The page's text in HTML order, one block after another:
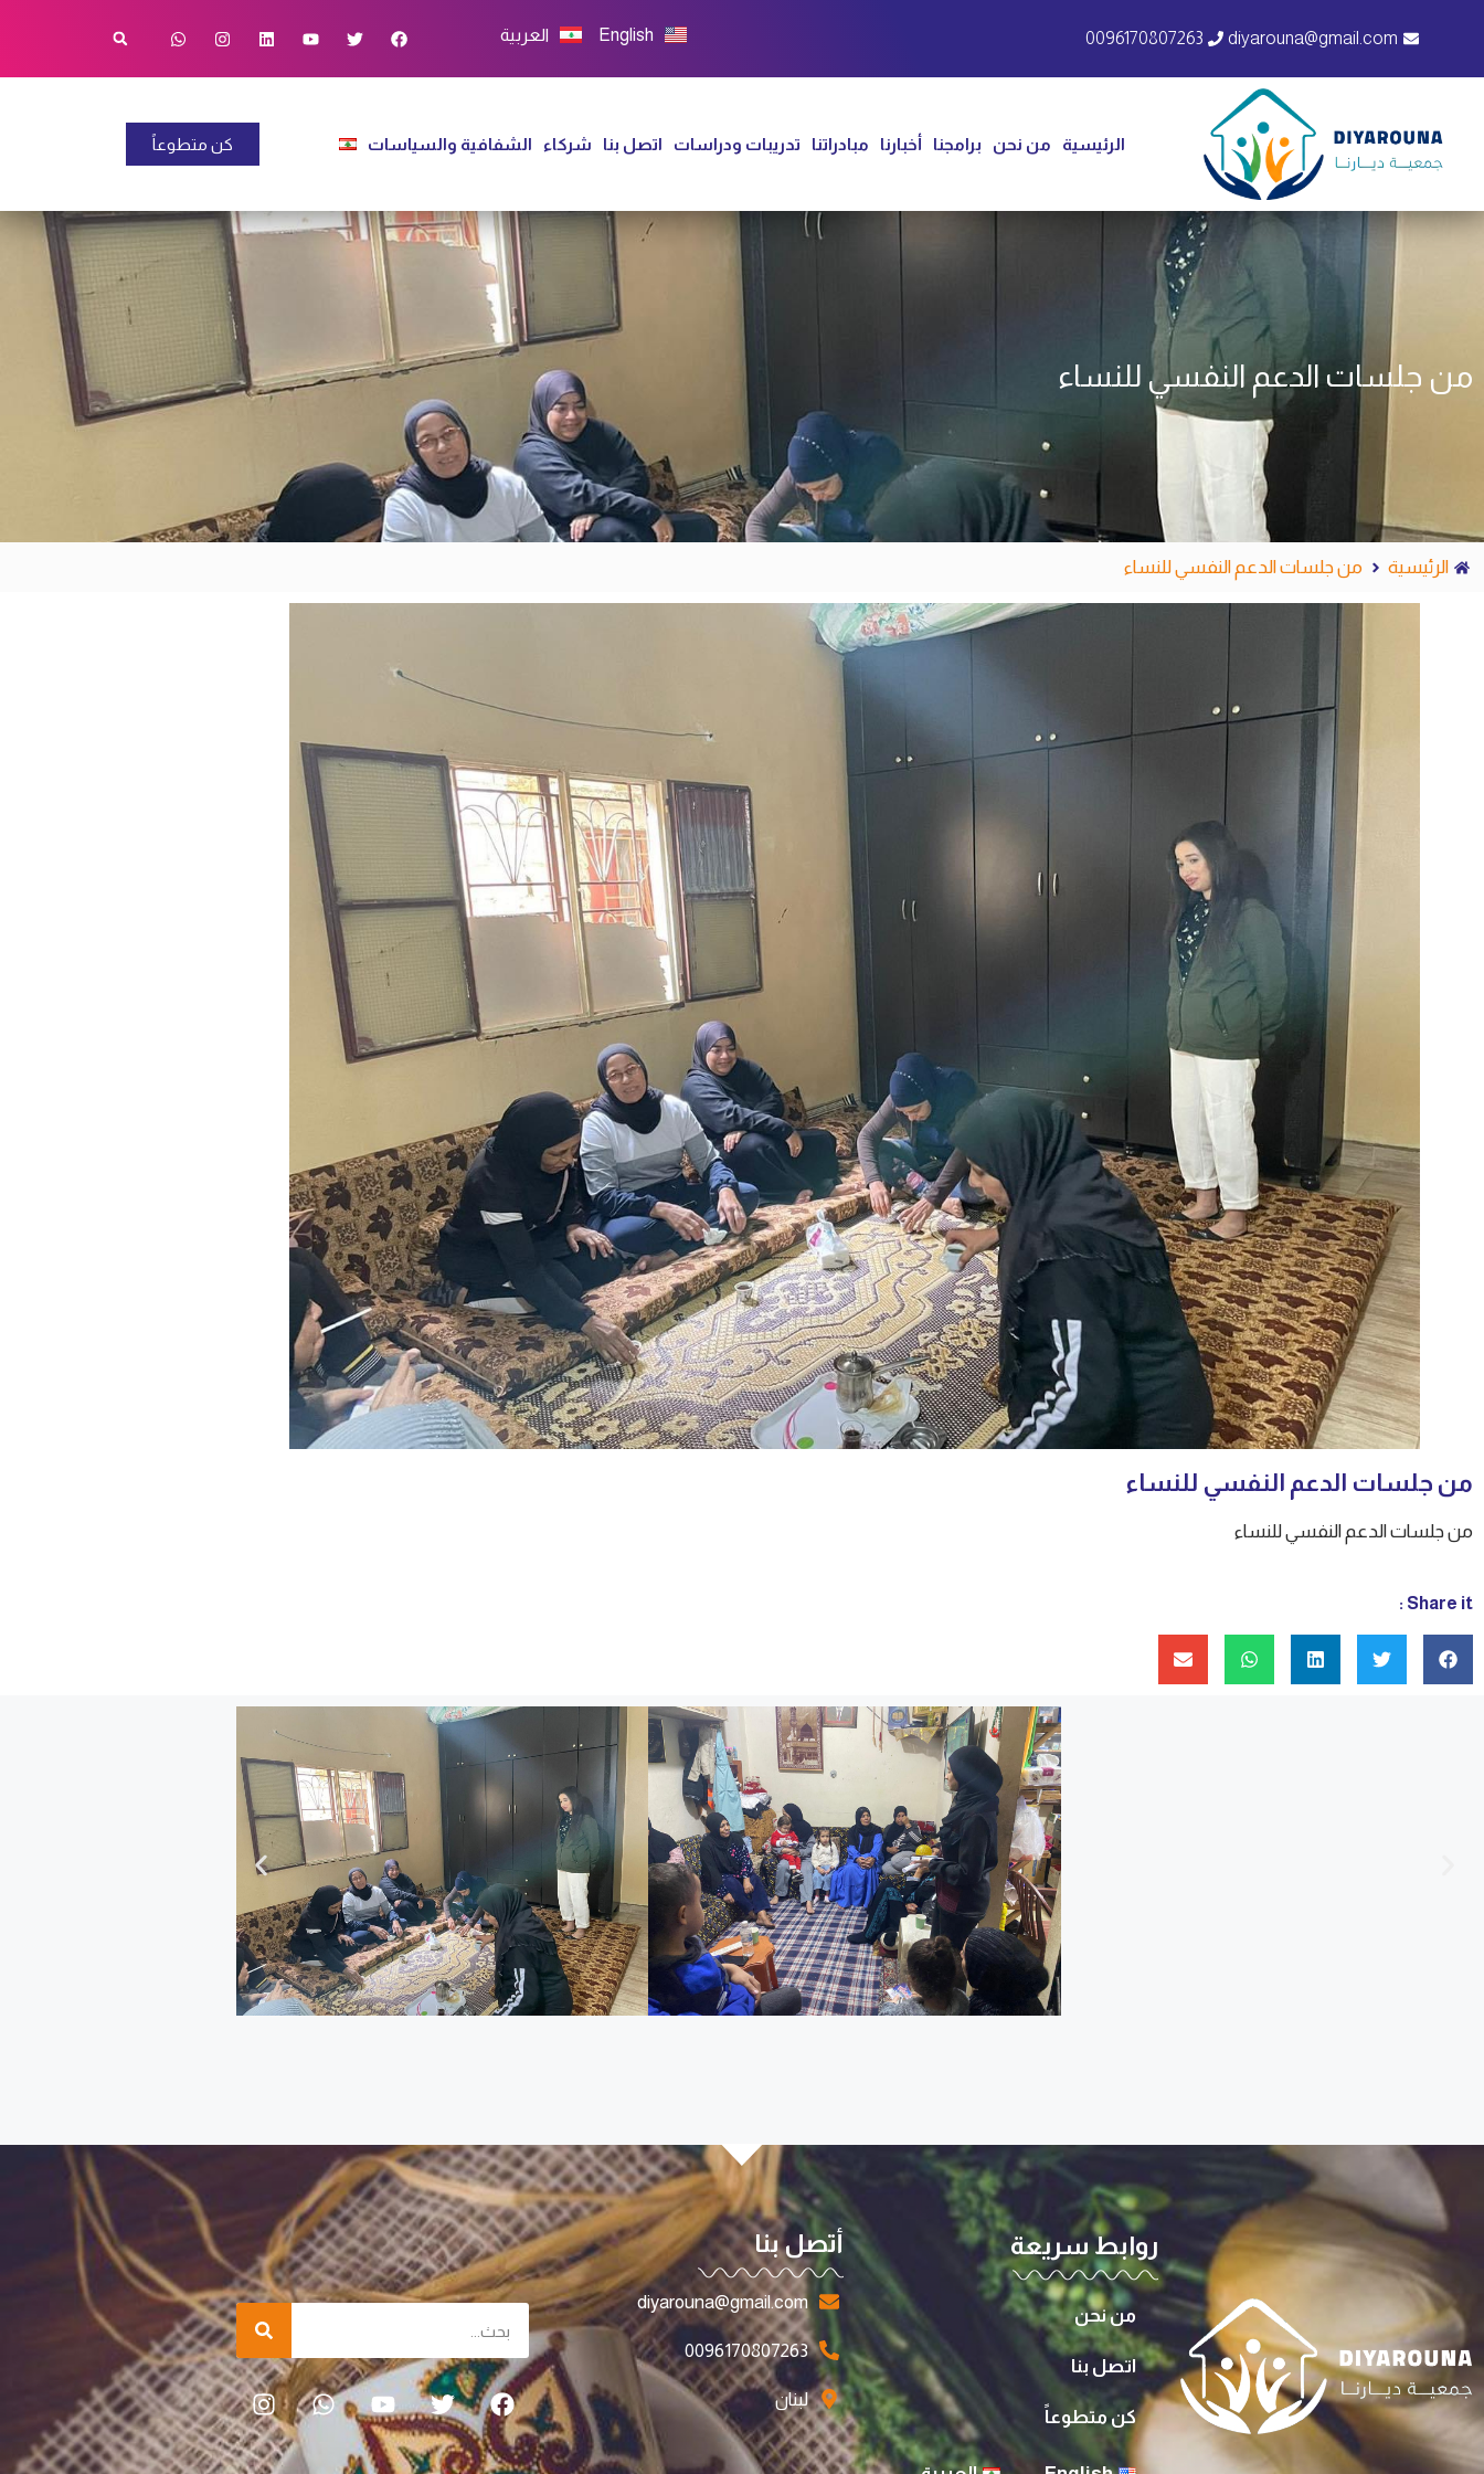
diyarouna@gmail.com
0096170807263
English العربية
الرئيسية من نحن برامجنا أخبارنا مبادراتنا تدريبات ودراسات اتصل بنا شركاء الشفافية والسياسات كن متطوعاً
من جلسات الدعم النفسي للنساء
الرئيسية من جلسات الدعم النفسي للنساء
من جلسات الدعم النفسي للنساء
من جلسات الدعم النفسي للنساء
Share it :
روابط سريعة
من نحن
اتصل بنا
كن متطوعاً
أتصل بنا
diyarouna@gmail.com
0096170807263
لبنان